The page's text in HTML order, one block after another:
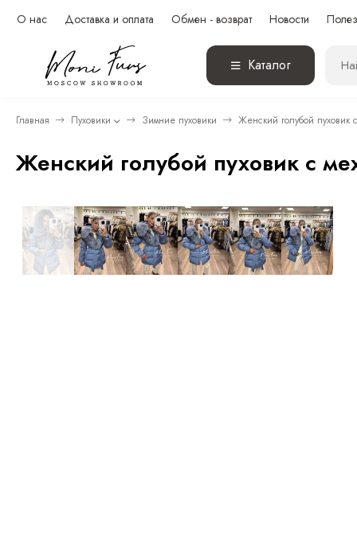
О нас Доставка и оплата Обмен - возврат Новости
Каталог
Главная Пуховики Зимние пуховики Женский голубой пуховик
Женский голубой пуховик с